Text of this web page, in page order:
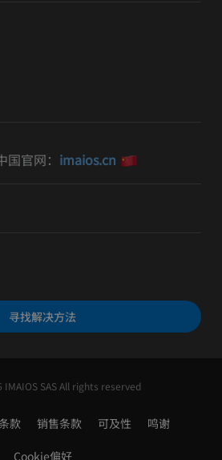
官网： imaios.cn
寻找解决方法
SAS All rights reserved
款 销售条款 可及性 鸣谢
Cookie偏好